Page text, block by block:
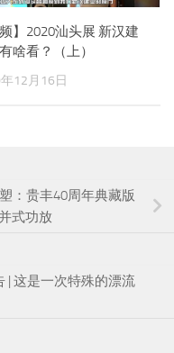
频】2020汕头展 新汉建
啥看？（上）
12月16日
：贵丰40周年典藏版
式功放
| 这是一次特殊的漂流